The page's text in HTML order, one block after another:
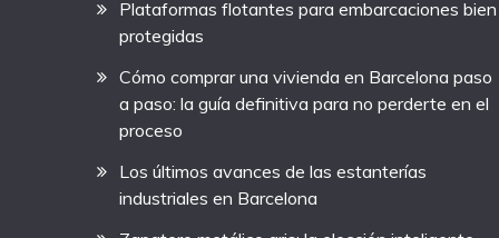
Plataformas flotantes para embarcaciones bien
protegidas
Cómo comprar una vivienda en Barcelona paso
a paso: la guía definitiva para no perderte en el
proceso
Los últimos avances de las estanterías
industriales en Barcelona